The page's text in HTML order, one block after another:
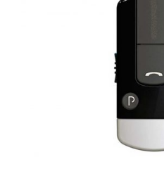
Llámanos 912 129 122